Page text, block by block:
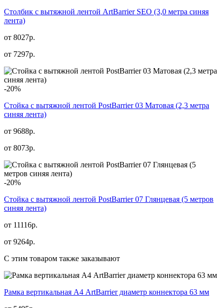
Столбик с вытяжной лентой ArtBarrier SEO (3,0 метра синяя
лента)
от 8027р.
от 7297р.
-20%
Стойка с вытяжной лентой PostBarrier 03 Матовая (2,3 метра
синяя лента)
от 9688р.
от 8073р.
-20%
Стойка с вытяжной лентой PostBarrier 07 Глянцевая (5 метров
синяя лента)
от 11116р.
от 9264р.
С этим товаром также заказывают
Рамка вертикальная А4 ArtBarrier диаметр коннектора 63 мм